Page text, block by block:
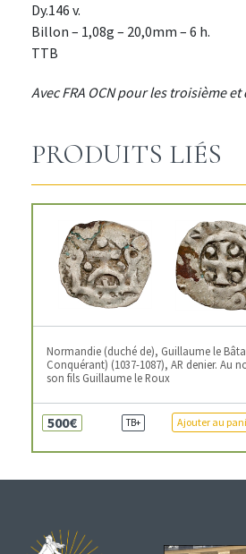
Dy.146 v.
Billon – 1,08g – 20,0mm – 6 h.
TTB
Avec FRA OCN pour les troisième
PRODUITS LIÉS
Normandie (duché de), Guillaume le
Conquérant) (1037-1087), AR denier. Au
son fils Guillaume le Roux
500€ TB+ Ajouter au